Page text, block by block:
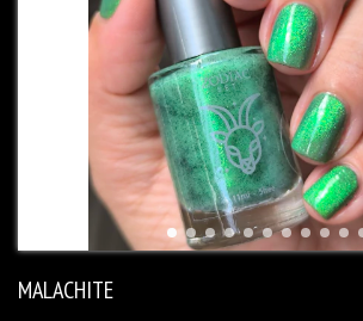
MALACHITE